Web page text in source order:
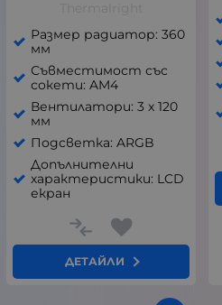
Размер радиатор: 360
мм
Съвместимост със
сокети: AM4
Вентилатори: 3 x 120
мм
Подсветка: ARGB
Допълнителни
характеристики: LCD
екран
ДЕТАЙЛИ